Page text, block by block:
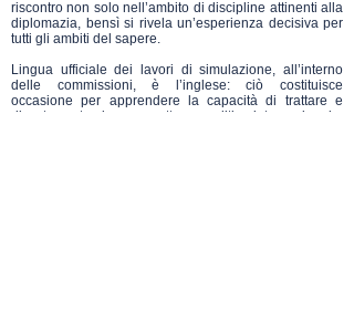
riscontro non solo nell’ambito di discipline attinenti alla
diplomazia, bensì si rivela un’esperienza decisiva per
tutti gli ambiti del sapere.
Lingua ufficiale dei lavori di simulazione, all’interno
delle commissioni, è l’inglese: ciò costituisce
occasione per apprendere la capacità di trattare e
discutere temi a carattere politico-internazionale,